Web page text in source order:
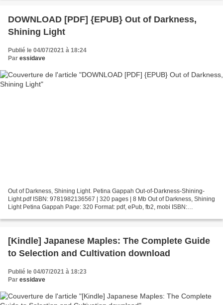
DOWNLOAD [PDF] {EPUB} Out of Darkness,
Shining Light
Publié le 04/07/2021 à 18:24
Par essidave
Out of Darkness, Shining Light. Petina Gappah Out-of-Darkness-Shining-
Light.pdf ISBN: 9781982136567 | 320 pages | 8 Mb Out of Darkness, Shining
Light Petina Gappah Page: 320 Format: pdf, ePub, fb2, mobi ISBN:
[Kindle] Japanese Maples: The Complete Guide
to Selection and Cultivation download
Publié le 04/07/2021 à 18:23
Par essidave